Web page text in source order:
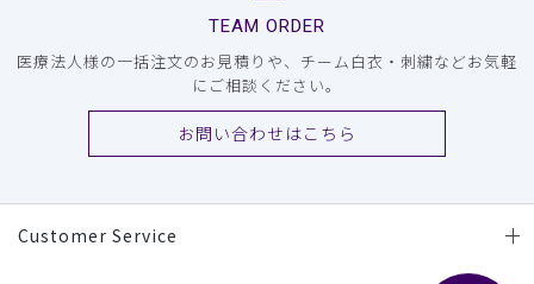
TEAM ORDER
医療法人様の一括注文のお見積りや、チーム白衣・刺繍などお気軽
にご相談ください。
お問い合わせはこちら
Customer Service